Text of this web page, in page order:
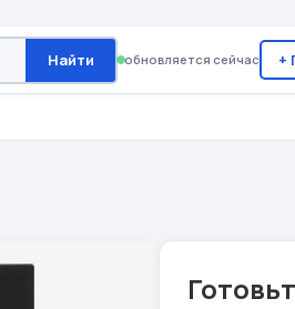
Найти обновляется сейчас +